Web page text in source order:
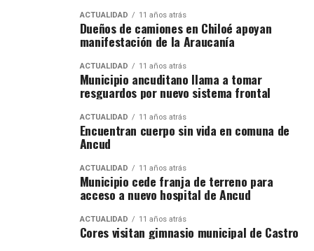
ACTUALIDAD 11 años atrás
Dueños de camiones en Chiloé apoyan
manifestación de la Araucanía
ACTUALIDAD 11 años atrás
Municipio ancuditano llama a tomar
resguardos por nuevo sistema frontal
ACTUALIDAD 11 años atrás
Encuentran cuerpo sin vida en comuna de
Ancud
ACTUALIDAD 11 años atrás
Municipio cede franja de terreno para
acceso a nuevo hospital de Ancud
ACTUALIDAD 11 años atrás
Cores visitan gimnasio municipal de Castro